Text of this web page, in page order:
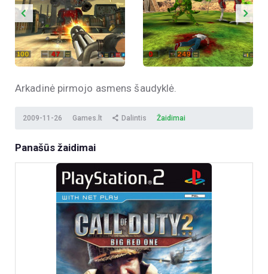
Arkadinė pirmojo asmens šaudyklė.
2009-11-26 Games.lt Dalintis Žaidimai
Panašūs žaidimai